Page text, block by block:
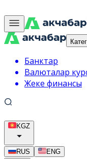
Банктар
Валюталар
Жеке финансы
KGZ
RUS
ENG